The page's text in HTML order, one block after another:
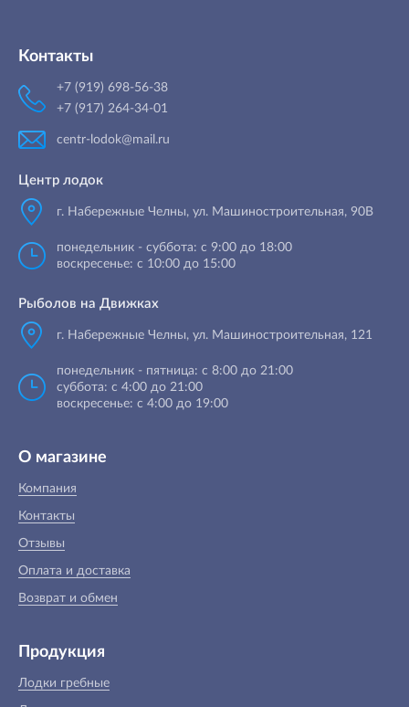
Контакты
+7 (919) 698-56-38
+7 (917) 264-34-01
centr-lodok@mail.ru
Центр лодок
г. Набережные Челны, ул. Машиностроительная, 90B
понедельник - суббота: с 9:00 до 18:00
воскресенье: с 10:00 до 15:00
Рыболов на Движках
г. Набережные Челны, ул. Машиностроительная, 121
понедельник - пятница: с 8:00 до 21:00
суббота: с 4:00 до 21:00
воскресенье: с 4:00 до 19:00
О магазине
Компания
Контакты
Отзывы
Оплата и доставка
Возврат и обмен
Продукция
Лодки гребные